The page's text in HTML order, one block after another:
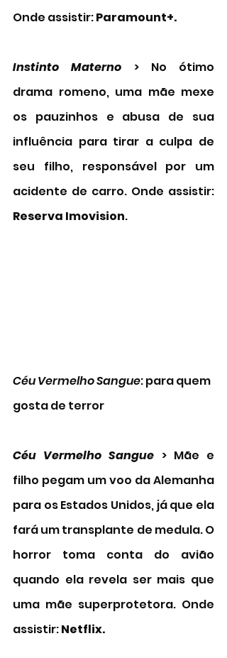
Onde assistir: Paramount+.
Instinto Materno > No ótimo
drama romeno, uma mãe mexe
os pauzinhos e abusa de sua
influência para tirar a culpa de
seu filho, responsável por um
Reserva Imovision.
Céu Vermelho Sangue: para quem
gosta de terror
Céu Vermelho Sangue > Mãe e
filho pegam um voo da Alemanha
para os Estados Unidos, já que ela
fará um transplante de medula. O
horror toma conta do avião
quando ela revela ser mais que
uma mãe superprotetora. Onde
assistir: Netflix.